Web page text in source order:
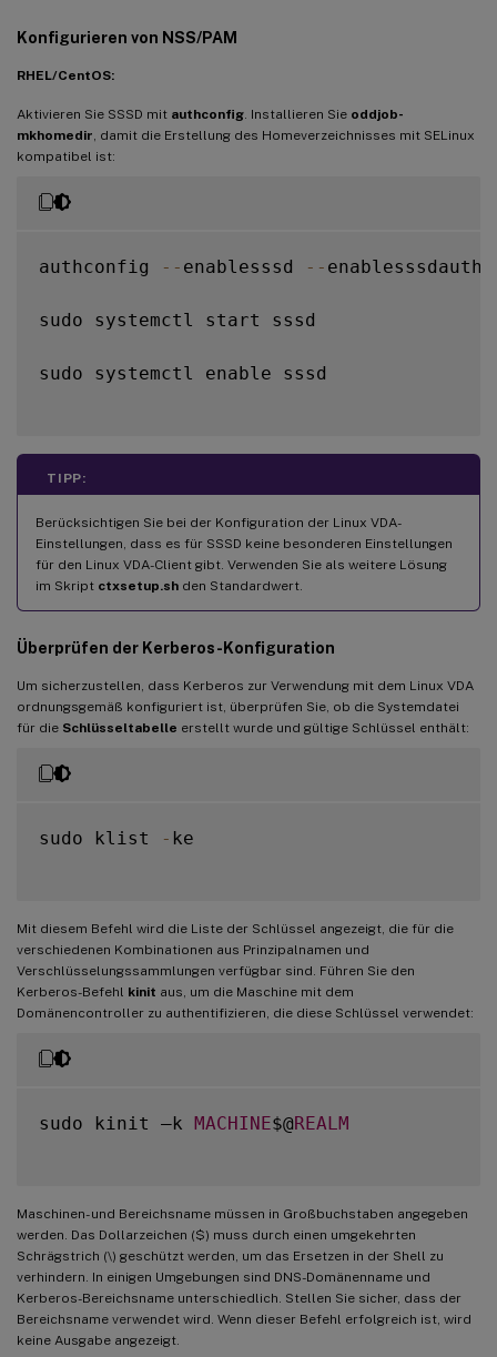
# Comment out if the users have the
fallback_homedir
# Uncomment and adjust if the default
# ldap_sasl_authid
Konfigurieren von NSS/PAM
RHEL/CentOS:
Aktivieren Sie SSSD mit authconfig . Installieren Sie oddjob-
mkhomedir , damit die Erstellung des Homeverzeichnisses mit SELinux
kompatibel ist:
authconfig -- enablesssd -- enablesssdauth
sudo systemctl start sssd
sudo systemctl enable sssd
TIPP:
Berücksichtigen Sie bei der Konfiguration der Linux VDA-
Einstellungen, dass es für SSSD keine besonderen Einstellungen
für den Linux VDA-Client gibt. Verwenden Sie als weitere Lösung
im Skript ctxsetup.sh den Standardwert.
Überprüfen der Kerberos-Konfiguration
Um sicherzustellen, dass Kerberos zur Verwendung mit dem Linux VDA
ordnungsgemäß konfiguriert ist, überprüfen Sie, ob die Systemdatei
für die Schlüsseltabelle erstellt wurde und gültige Schlüssel enthält:
sudo klist - ke
Mit diesem Befehl wird die Liste der Schlüssel angezeigt, die für die
verschiedenen Kombinationen aus Prinzipalnamen und
Verschlüsselungssammlungen verfügbar sind. Führen Sie den
Kerberos-Befehl kinit aus, um die Maschine mit dem
Domänencontroller zu authentifizieren, die diese Schlüssel verwendet:
sudo kinit –k MACHINE$@REALM
Maschinen- und Bereichsname müssen in Großbuchstaben angegeben
werden. Das Dollarzeichen ($) muss durch einen umgekehrten
Schrägstrich (\) geschützt werden, um das Ersetzen in der Shell zu
verhindern. In einigen Umgebungen sind DNS-Domänenname und
Kerberos-Bereichsname unterschiedlich. Stellen Sie sicher, dass der
Bereichsname verwendet wird. Wenn dieser Befehl erfolgreich ist, wird
keine Ausgabe angezeigt.